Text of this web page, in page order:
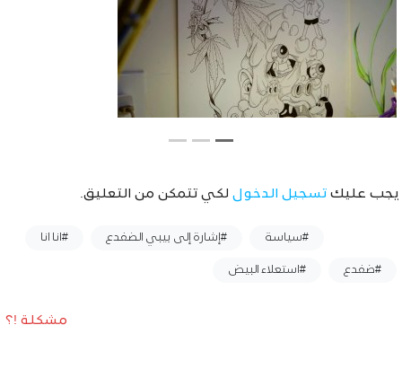
يجب عليك تسجيل الدخول لكي تتمكن من التعليق.
#سياسة #إشارة إلى بيبي الضفدع #انا انا
#ضفدع #استعلاء البيض
مشكلة !؟